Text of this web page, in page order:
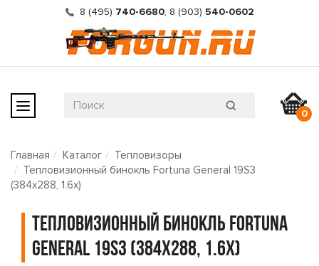
8 (495) 740-6680, 8 (903) 540-0602
0
Главная Каталог
Тепловизоры
Тепловизионный бинокль Fortuna General 19S3
(384х288, 1.6x)
Тепловизионный бинокль Fortuna
General 19S3 (384х288, 1.6x)